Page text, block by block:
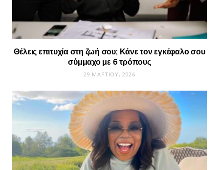
Θέλεις επιτυχία στη ζωή σου; Κάνε τον εγκέφαλο σου
σύμμαχο με 6 τρόπους
29 ΜΑΡΤΊΟΥ, 2026